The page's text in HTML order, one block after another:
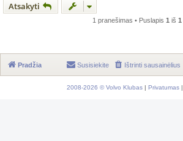
Atsakyti
1 pranešimas • Puslapis 1 iš 1
Pradžia Ištrinti sausainėlius
Susisiekite
2008-2026 © Volvo Klubas | Privatumas |